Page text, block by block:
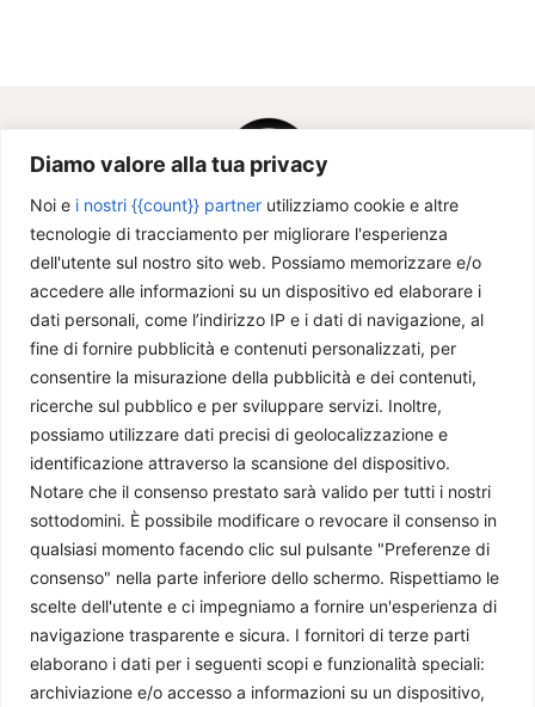
Diamo valore alla tua privacy
Noi e i nostri {{count}} partner utilizziamo cookie e altre
tecnologie di tracciamento per migliorare l'esperienza
dell'utente sul nostro sito web. Possiamo memorizzare e/o
accedere alle informazioni su un dispositivo ed elaborare i
dati personali, come l’indirizzo IP e i dati di navigazione, al
fine di fornire pubblicità e contenuti personalizzati, per
consentire la misurazione della pubblicità e dei contenuti,
ricerche sul pubblico e per sviluppare servizi. Inoltre,
possiamo utilizzare dati precisi di geolocalizzazione e
identificazione attraverso la scansione del dispositivo.
Notare che il consenso prestato sarà valido per tutti i nostri
sottodomini. È possibile modificare o revocare il consenso in
qualsiasi momento facendo clic sul pulsante "Preferenze di
consenso" nella parte inferiore dello schermo. Rispettiamo le
scelte dell'utente e ci impegniamo a fornire un'esperienza di
navigazione trasparente e sicura. I fornitori di terze parti
elaborano i dati per i seguenti scopi e funzionalità speciali:
archiviazione e/o accesso a informazioni su un dispositivo,
Chi siamo
Il Caffè Geopolitico è una Associazione di Promozione Sociale. Dal
2009 parliamo di politica internazionale, per diffondere una
conoscenza accessibile e aggiornata delle dinamiche geopolitiche che
segnano il mondo che ci circonda.
C.F./P.IVA 11078490965 - Testata giornalistica registrata presso il
Tribunale di Milano aut. n.398 del 10/12/2013 - ISSN 2384-9975
Scrivici:redazione@ilcaffegeopolitico.net
Seguici